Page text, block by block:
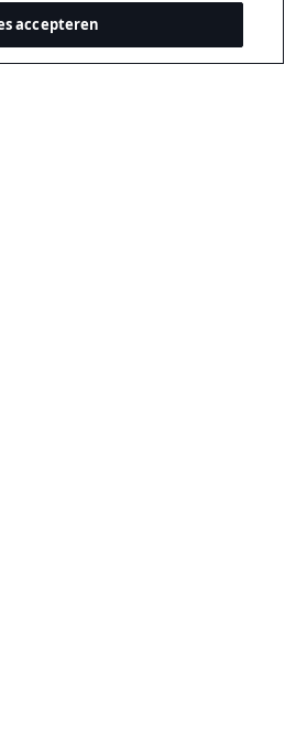
accepteren